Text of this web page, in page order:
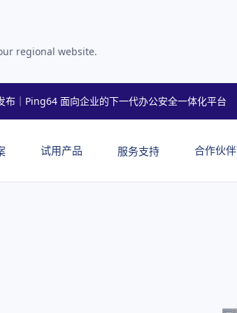
regional website.
布｜Ping64 面向企业的下一代办公安全一体化平台
试用产品 服务支持 合作伙伴